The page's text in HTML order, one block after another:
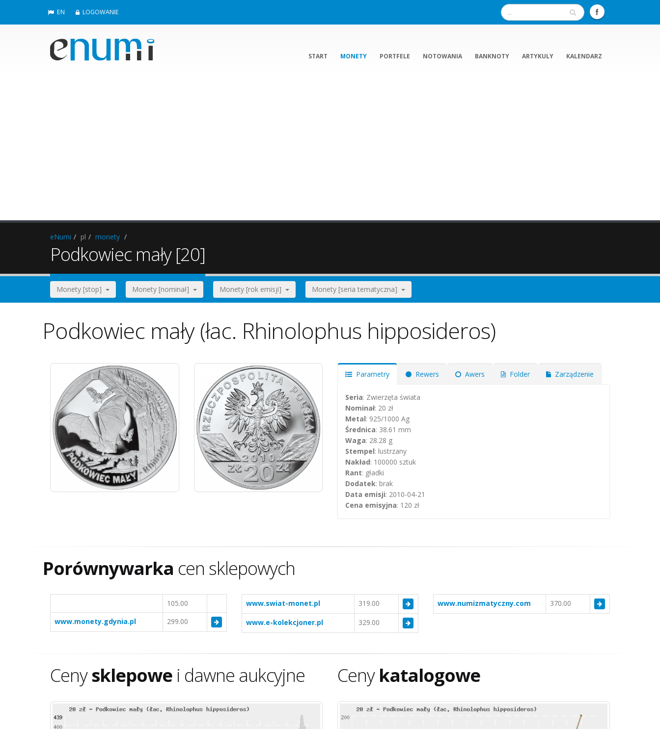
EN LOGOWANIE
START MONETY PORTFELE NOTOWANIA BANKNOTY ARTYKULY KALENDARZ
eNumi pl monety
Podkowiec mały [20]
Monety [stop] Monety [nominał] Monety [rok emisji] Monety [seria tematyczna]
Podkowiec mały (łac. Rhinolophus hipposideros)
Parametry Rewers Awers Folder Zarządzenie
Seria: Zwierzęta świata
Nominał: 20 zł
Metal: 925/1000 Ag
Średnica: 38.61 mm
Waga: 28.28 g
Stempel: lustrzany
Nakład: 100000 sztuk
Rant: gładki
Dodatek: brak
Data emisji: 2010-04-21
Cena emisyjna: 120 zł
Porównywarka cen sklepowych
105.00
www.monety.gdynia.pl
299.00
www.swiat-monet.pl 319.00
www.e-kolekcjoner.pl 329.00
www.numizmatyczny.com 370.00
Cenysklepowe i dawne aukcyjne Ceny katalogowe